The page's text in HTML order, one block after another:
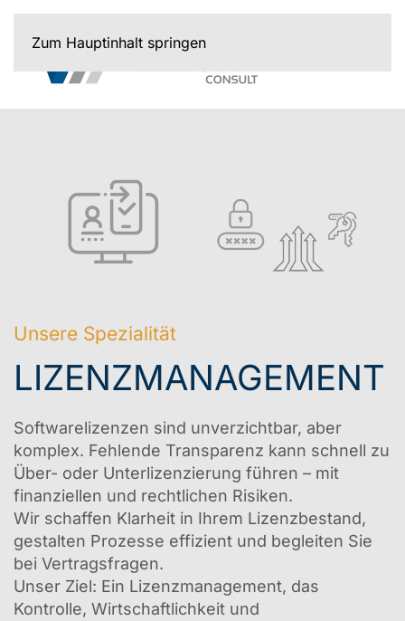
Zum Hauptinhalt springen
Unsere Spezialität
LIZENZMANAGEMENT
Softwarelizenzen sind unverzichtbar, aber
komplex. Fehlende Transparenz kann schnell zu
Über- oder Unterlizenzierung führen – mit
finanziellen und rechtlichen Risiken.
Wir schaffen Klarheit in Ihrem Lizenzbestand,
gestalten Prozesse effizient und begleiten Sie
bei Vertragsfragen.
Unser Ziel: Ein Lizenzmanagement, das
Kontrolle, Wirtschaftlichkeit und